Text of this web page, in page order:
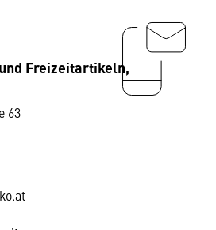
Freizeitartikeln,
63